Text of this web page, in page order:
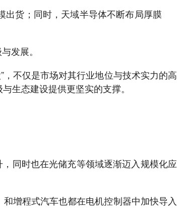
出货；同时，天域半导体不断布局厚膜
发展。
不仅是市场对其行业地位与技术实力的高
生态建设提供更坚实的支撑。
同时也在光储充等领域逐渐迈入规模化应
增程式汽车也都在电机控制器中加快导入